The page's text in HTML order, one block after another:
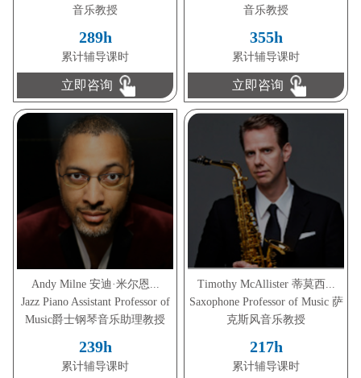
音乐教授
289h
累计辅导课时
立即咨询
音乐教授
355h
累计辅导课时
立即咨询
Andy Milne 安迪·米尔恩...
Jazz Piano Assistant Professor of
Music爵士钢琴音乐助理教授
239h
累计辅导课时
Timothy McAllister 蒂莫西...
Saxophone Professor of Music 萨
克斯风音乐教授
217h
累计辅导课时